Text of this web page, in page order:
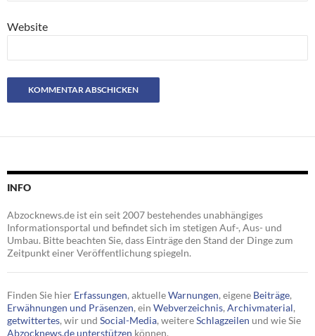
Website
INFO
Abzocknews.de ist ein seit 2007 bestehendes unabhängiges
Informationsportal und befindet sich im stetigen Auf-, Aus- und
Umbau. Bitte beachten Sie, dass Einträge den Stand der Dinge zum
Zeitpunkt einer Veröffentlichung spiegeln.
Finden Sie hier Erfassungen, aktuelleWarnungen, eigene Beiträge,
Erwähnungen und Präsenzen, ein Webverzeichnis, Archivmaterial,
getwittertes, wir und Social-Media, weitereSchlagzeilen und wie Sie
Abzocknews.de unterstützen können.